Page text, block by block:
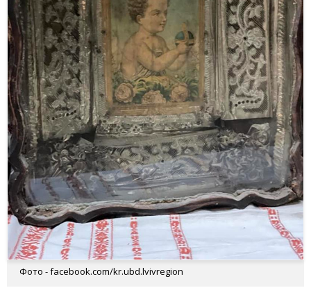
Фото - facebook.com/kr.ubd.lvivregion